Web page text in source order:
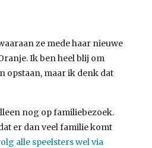
ze mede haar nieuwe
Ik ben heel blij om
opstaan, maar ik denk dat
nog op familiebezoek.
er dan veel familie komt
alle speelsters wel via